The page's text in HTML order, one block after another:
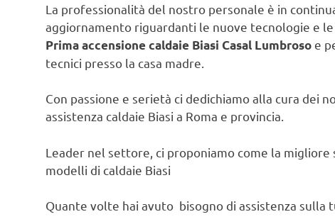
La professionalità del nostro personale è in
aggiornamento riguardanti le nuove tecnologie e
Prima accensione caldaie Biasi Casal Lumbroso e
tecnici presso la casa madre.
Con passione e serietà ci dedichiamo alla cura dei
assistenza caldaie Biasi a Roma e provincia.
Leader nel settore, ci proponiamo come la
modelli di caldaie Biasi
Quante volte hai avuto bisogno di assistenza sulla